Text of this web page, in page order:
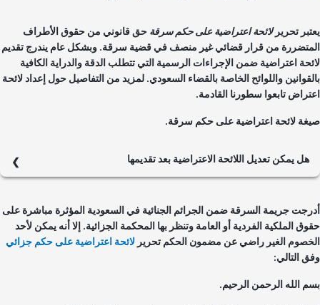
تحريرلائحة اعتراضية على حكم سرقةحق قانوني من حقوق الأطراف
من قرار قضائي غير منصف في قضية سرقة. وبشكل عام يندرج تقديم
اعتراضية ضمن الإجراءات الرسمية التي تتطلب الدقة والدراية الكافية
واللوائح الخاصة بالقضاء السعودي. لمزيد من التفاصيل حول إعداد لائحة
تابعوا سطورنا القادمة.
لائحة اعتراضية على حكم سرقة.
هل يمكن تعديل اللائحة الاعتراضية بعد تقديمها
هذا الأمر يقتضي موافقة المحكمة.
جريمة السرقة ضمن الجرائم الجنائية في السعودية المؤثرة مباشرة على
الملكية الفردية أو العامة وتنظر بها المحكمة الجزائية. إلا أنه يمكن لأحد
الغير راضي عن مضمون الحكم تحريرلائحة اعتراضية على حكم جزائي
التالي:
الله الرحمن الرحيم.